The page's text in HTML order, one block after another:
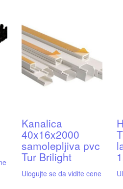
Kanalica
40x16x2000
samolepljiva pvc
Tur Brilight
Ulogujte se da vidite cene